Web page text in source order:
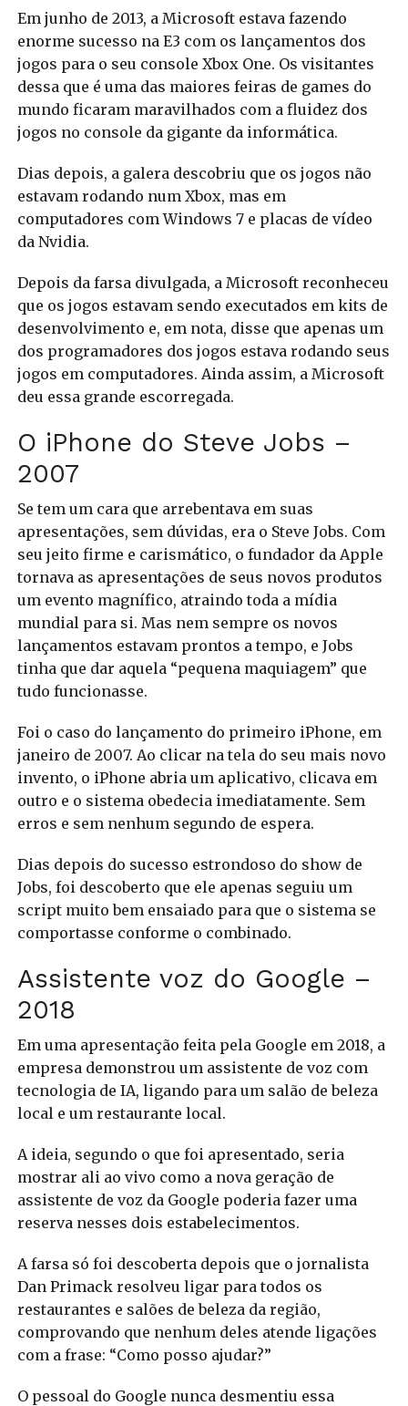
Em junho de 2013, a Microsoft estava fazendo
enorme sucesso na E3 com os lançamentos dos
jogos para o seu console Xbox One. Os visitantes
dessa que é uma das maiores feiras de games do
mundo ficaram maravilhados com a fluidez dos
jogos no console da gigante da informática.
Dias depois, a galera descobriu que os jogos não
estavam rodando num Xbox, mas em
computadores com Windows 7 e placas de vídeo
da Nvidia.
Depois da farsa divulgada, a Microsoft reconheceu
que os jogos estavam sendo executados em kits de
desenvolvimento e, em nota, disse que apenas um
dos programadores dos jogos estava rodando seus
jogos em computadores. Ainda assim, a Microsoft
deu essa grande escorregada.
O iPhone do Steve Jobs –
2007
Se tem um cara que arrebentava em suas
apresentações, sem dúvidas, era o Steve Jobs. Com
seu jeito firme e carismático, o fundador da Apple
tornava as apresentações de seus novos produtos
um evento magnífico, atraindo toda a mídia
mundial para si. Mas nem sempre os novos
lançamentos estavam prontos a tempo, e Jobs
tinha que dar aquela “pequena maquiagem” que
tudo funcionasse.
Foi o caso do lançamento do primeiro iPhone, em
janeiro de 2007. Ao clicar na tela do seu mais novo
invento, o iPhone abria um aplicativo, clicava em
outro e o sistema obedecia imediatamente. Sem
erros e sem nenhum segundo de espera.
Dias depois do sucesso estrondoso do show de
Jobs, foi descoberto que ele apenas seguiu um
script muito bem ensaiado para que o sistema se
comportasse conforme o combinado.
Assistente voz do Google –
2018
Em uma apresentação feita pela Google em 2018, a
empresa demonstrou um assistente de voz com
tecnologia de IA, ligando para um salão de beleza
local e um restaurante local.
A ideia, segundo o que foi apresentado, seria
mostrar ali ao vivo como a nova geração de
assistente de voz da Google poderia fazer uma
reserva nesses dois estabelecimentos.
A farsa só foi descoberta depois que o jornalista
Dan Primack resolveu ligar para todos os
restaurantes e salões de beleza da região,
comprovando que nenhum deles atende ligações
com a frase: “Como posso ajudar?”
O pessoal do Google nunca desmentiu essa